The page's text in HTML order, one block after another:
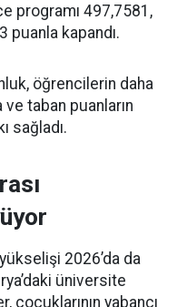
programı 497,7581,
puanla kapandı.
öğrencilerin daha
taban puanların
sağladı.
2026’da da
üniversite
çocuklarının yabancı